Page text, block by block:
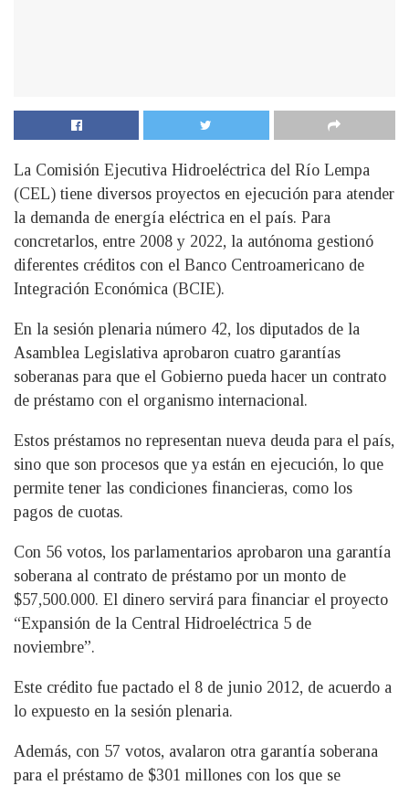
La Comisión Ejecutiva Hidroeléctrica del Río Lempa
(CEL) tiene diversos proyectos en ejecución para atender
la demanda de energía eléctrica en el país. Para
concretarlos, entre 2008 y 2022, la autónoma gestionó
diferentes créditos con el Banco Centroamericano de
Integración Económica (BCIE).
En la sesión plenaria número 42, los diputados de la
Asamblea Legislativa aprobaron cuatro garantías
soberanas para que el Gobierno pueda hacer un contrato
de préstamo con el organismo internacional.
Estos préstamos no representan nueva deuda para el país,
sino que son procesos que ya están en ejecución, lo que
permite tener las condiciones financieras, como los
pagos de cuotas.
Con 56 votos, los parlamentarios aprobaron una garantía
soberana al contrato de préstamo por un monto de
$57,500.000. El dinero servirá para financiar el proyecto
“Expansión de la Central Hidroeléctrica 5 de
noviembre”.
Este crédito fue pactado el 8 de junio 2012, de acuerdo a
lo expuesto en la sesión plenaria.
Además, con 57 votos, avalaron otra garantía soberana
para el préstamo de $301 millones con los que se